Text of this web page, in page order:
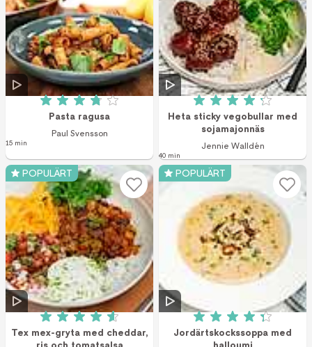
Betyg: 3.8 av 5 (141 röster)
Pasta ragusa
Paul Svensson
15 min
Betyg: 4.2 av 5
Heta sticky vegobullar med
sojamajonnäs
Jennie Walldén
40 min
POPULÄRT
Betyg: 4.6 av 5 (18 röster)
Tex mex-gryta med cheddar,
POPULÄRT
Betyg: 4.3 av 5
Jordärtskockssoppa med